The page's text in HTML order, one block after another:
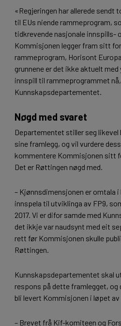
«Regjeringen har allerede sendt
til EUs niende rammeprogram,
tidkrevende nasjonale innspills-
Kommisjonen legger fram sitt
rammeprogram, Horisont
grunnene er det ikke aktuelt
innspill til rammeprogrammet
Kunnskapsdepartementet.
Nøgd med svaret
Departementet stiller seg likevel
sine framlegg, og vil vurdere
kommentere Kommisjonen sitt
Det er Røttingen nøgd med.
– Kjønnsdimensjonen er omtala i
innspela til utviklinga av FP9,
2017. Vi er difor samde med
det ikkje var naudsynt med eit
rett før Kommisjonen skulle
Røttingen.
Kunnskapsdepartementet skal
respons på dette framlegget, og
bli levert Kommisjonen i løpet av
– Brevet frå Kif-komiteen og